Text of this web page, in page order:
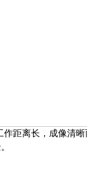
距离长，成像清